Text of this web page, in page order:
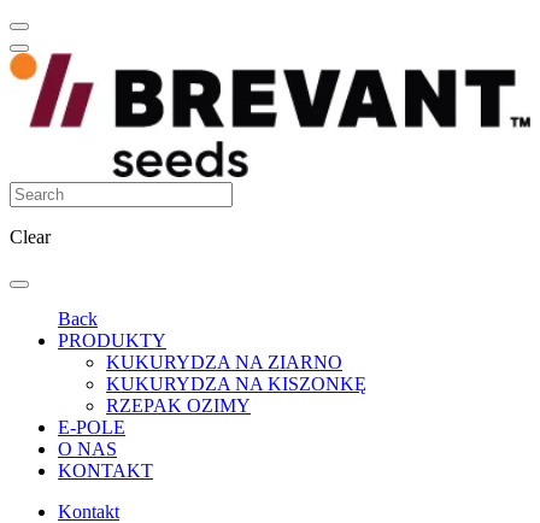
Clear
Back
PRODUKTY
KUKURYDZA NA ZIARNO
KUKURYDZA NA KISZONKĘ
RZEPAK OZIMY
E-POLE
O NAS
KONTAKT
Kontakt